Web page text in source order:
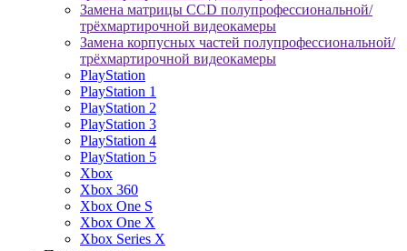
Замена матрицы CCD полупрофессиональной/
трёхмартирочной видеокамеры
Замена корпусных частей полупрофессиональной/
трёхмартирочной видеокамеры
PlayStation
PlayStation 1
PlayStation 2
PlayStation 3
PlayStation 4
PlayStation 5
Xbox
Xbox 360
Xbox One S
Xbox One X
Xbox Series X